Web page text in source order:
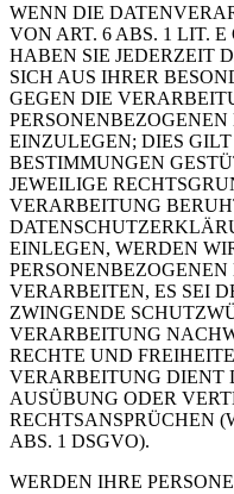
WENN DIE
VON ART. 6 ABS. 1 LIT.
HABEN SIE JEDERZEIT
SICH AUS IHRER
GEGEN DIE
EINZULEGEN; DIES
BESTIMMUNGEN
JEWEILIGE
VERARBEITUNG
EINLEGEN, WERDEN
VERARBEITEN, ES SEI
ZWINGENDE
VERARBEITUNG
RECHTE UND
VERARBEITUNG DIENT
AUSÜBUNG ODER
RECHTSANSPRÜCHEN
ABS. 1 DSGVO).
WERDEN IHRE